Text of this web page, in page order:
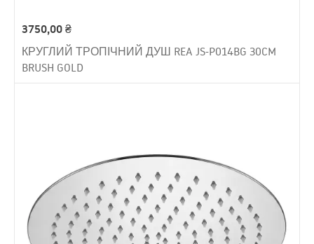
3750,00₴
КРУГЛИЙ ТРОПІЧНИЙ ДУШ REA JS-P014BG 30CM
BRUSH GOLD